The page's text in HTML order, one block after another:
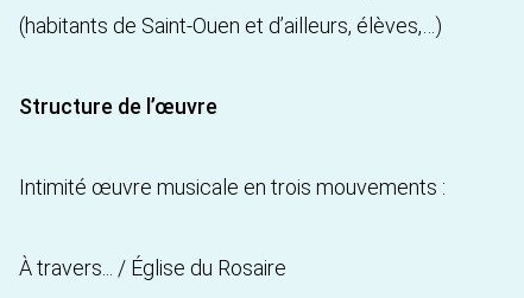
(habitants de Saint-Ouen et d’ailleurs, élèves,…)
Structure de l’œuvre
Intimité œuvre musicale en trois mouvements :
À travers... / Église du Rosaire